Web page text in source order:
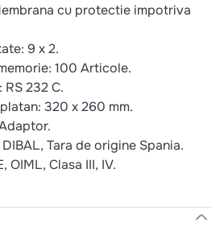
cu protectie impotriva
9 x 2.
100 Articole.
232 C.
320 x 260 mm.
Tara de origine Spania.
OIML, Clasa III, IV.